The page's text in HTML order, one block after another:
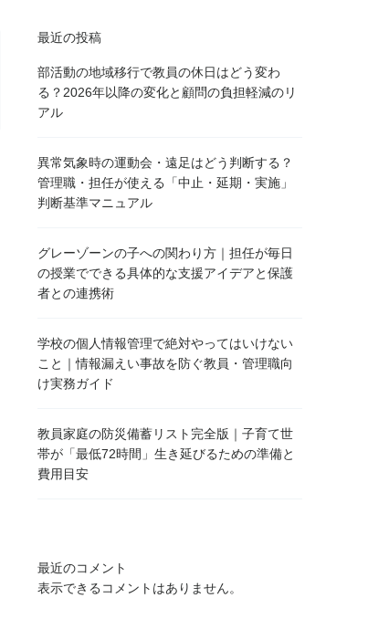
最近の投稿
部活動の地域移行で教員の休日はどう変わ
る？2026年以降の変化と顧問の負担軽減のリ
アル
異常気象時の運動会・遠足はどう判断する？
管理職・担任が使える「中止・延期・実施」
判断基準マニュアル
グレーゾーンの子への関わり方｜担任が毎日
の授業でできる具体的な支援アイデアと保護
者との連携術
学校の個人情報管理で絶対やってはいけない
こと｜情報漏えい事故を防ぐ教員・管理職向
け実務ガイド
教員家庭の防災備蓄リスト完全版｜子育て世
帯が「最低72時間」生き延びるための準備と
費用目安
最近のコメント
表示できるコメントはありません。